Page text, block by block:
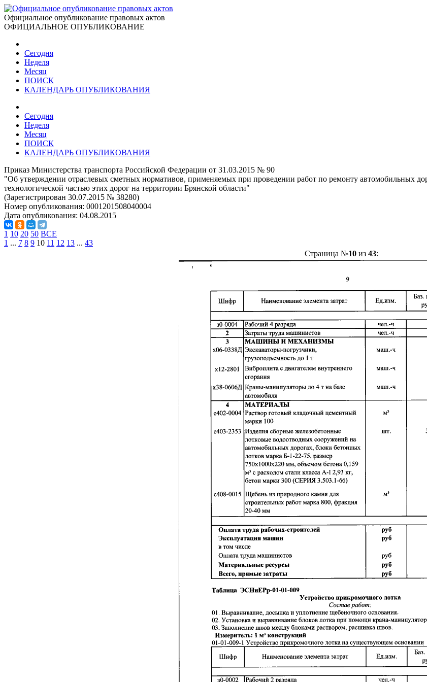
Официальное опубликование правовых актов
ОФИЦИАЛЬНОЕ ОПУБЛИКОВАНИЕ
Сегодня
Неделя
Месяц
ПОИСК
КАЛЕНДАРЬ ОПУБЛИКОВАНИЯ
Сегодня
Неделя
Месяц
ПОИСК
КАЛЕНДАРЬ ОПУБЛИКОВАНИЯ
Приказ Министерства транспорта Российской Федерации от 31.03.2015 № 90
"Об утверждении отраслевых сметных нормативов, применяемых при проведении работ по ремонту автомобильных
технологической частью этих дорог на территории Брянской области"
(Зарегистрирован 30.07.2015 № 38280)
Номер опубликования: 0001201508040004
Дата опубликования: 04.08.2015
1 10 20 50 ВСЕ
1 ... 7 8 9 10 11 12 13 ... 43
Страница №10из 43: